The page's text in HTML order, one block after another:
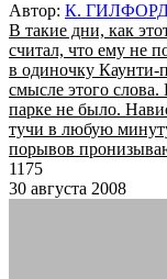
Автор: К.
В такие дни, как
считал, что ему не
в одиночку Каунти-
смысле этого
парке не было.
тучи в любую
порывов
1175
30 августа 2008